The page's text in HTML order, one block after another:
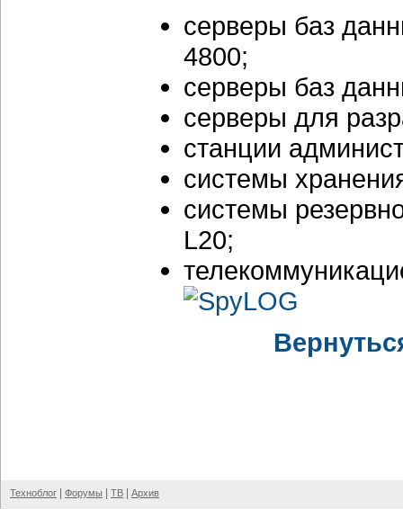
серверы баз
4800;
серверы баз
серверы для
станции
системы
системы
L20;
Техноблог Форумы ТВ Архив